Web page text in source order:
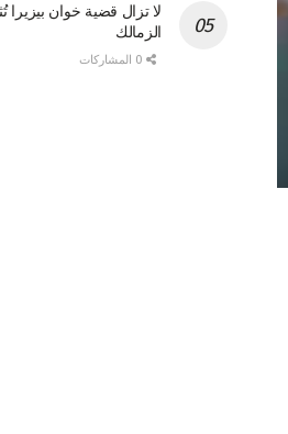
لا تزال قضية خوان بيزيرا
الزمالك